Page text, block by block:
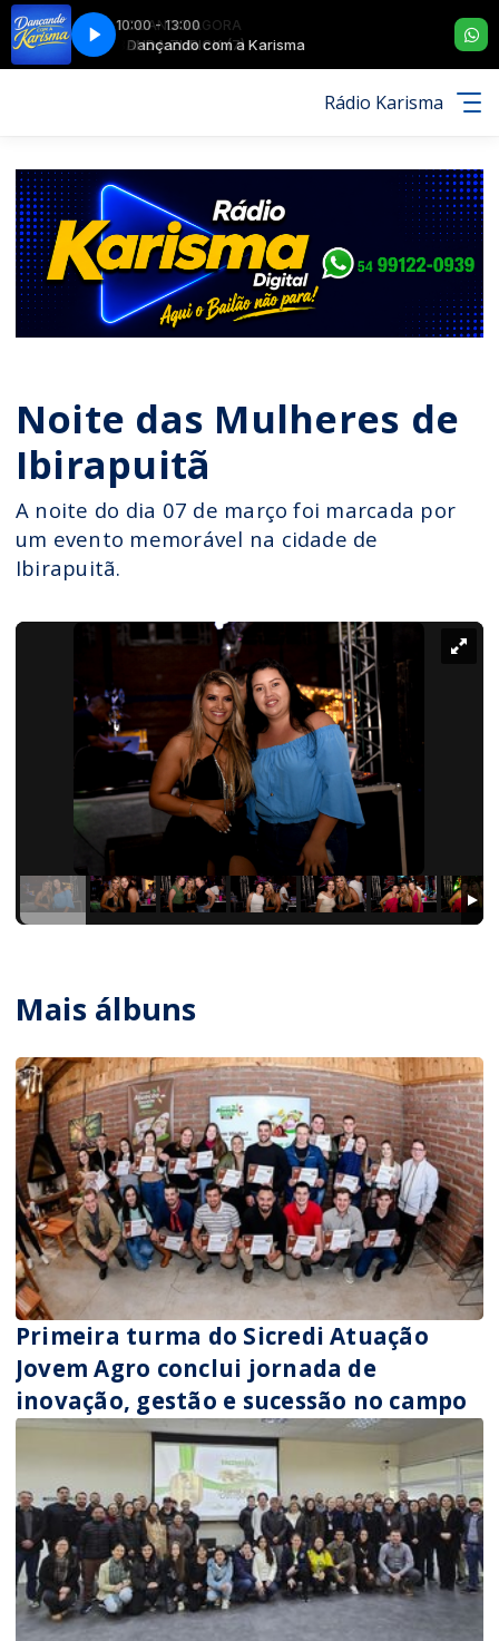
10:00 - 13:00
Dançando com a Karisma
TOCANDO AGORA
BANDA ZURICK (7)
Rádio Karisma
Noite das Mulheres de
Ibirapuitã
A noite do dia 07 de março foi marcada por
um evento memorável na cidade de
Ibirapuitã.
Mais álbuns
Primeira turma do Sicredi Atuação
Jovem Agro conclui jornada de
inovação, gestão e sucessão no campo